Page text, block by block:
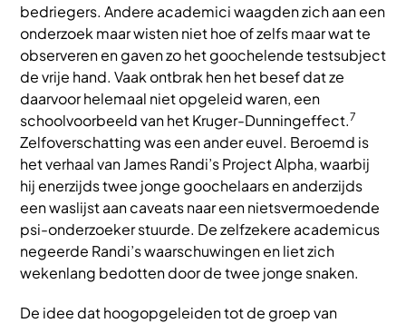
bedriegers. Andere academici waagden zich aan een
onderzoek maar wisten niet hoe of zelfs maar wat te
observeren en gaven zo het goochelende testsubject
de vrije hand. Vaak ontbrak hen het besef dat ze
daarvoor helemaal niet opgeleid waren, een
schoolvoorbeeld van het Kruger-Dunningeffect.7
Zelfoverschatting was een ander euvel. Beroemd is
het verhaal van James Randi’s Project Alpha, waarbij
hij enerzijds twee jonge goochelaars en anderzijds
een waslijst aan caveats naar een nietsvermoedende
psi-onderzoeker stuurde. De zelfzekere academicus
negeerde Randi’s waarschuwingen en liet zich
wekenlang bedotten door de twee jonge snaken.
De idee dat hoogopgeleiden tot de groep van